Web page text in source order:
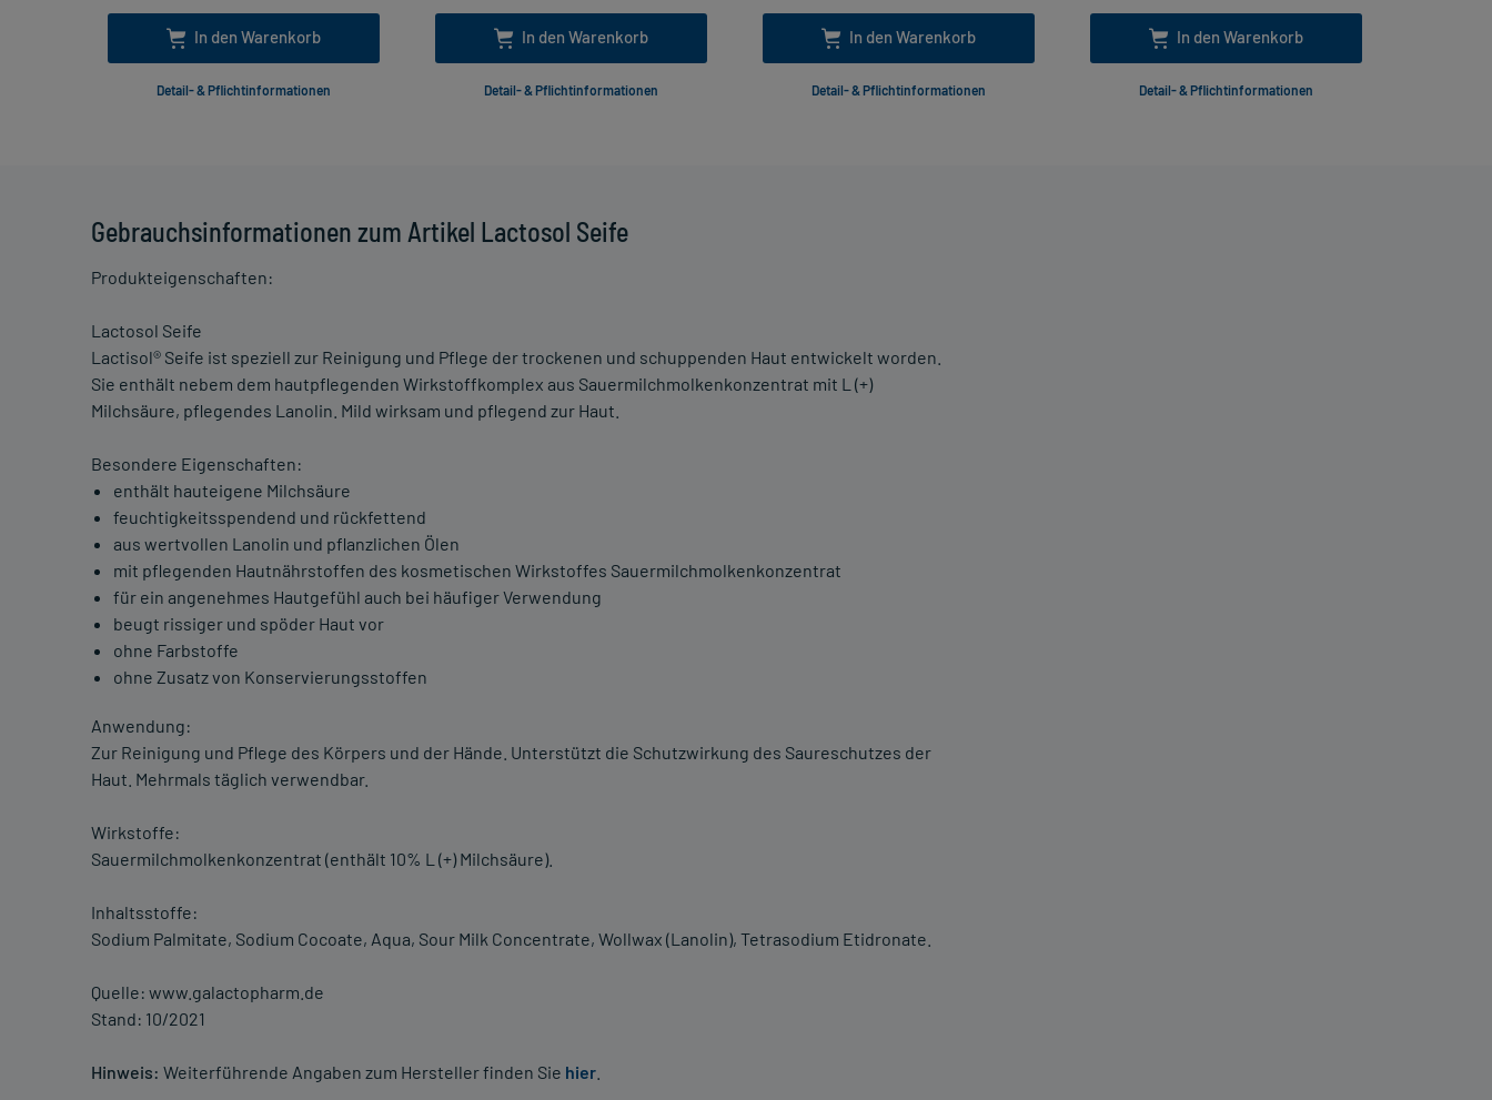
Gebrauchsinformationen zum Artikel Lactosol Seife
Produkteigenschaften:
Lactosol Seife
Lactisol® Seife ist speziell zur Reinigung und Pflege der trockenen und schuppenden Haut entwickelt worden.
Sie enthält nebem dem hautpflegenden Wirkstoffkomplex aus Sauermilchmolkenkonzentrat mit L (+)
Milchsäure, pflegendes Lanolin. Mild wirksam und pflegend zur Haut.
Besondere Eigenschaften:
enthält hauteigene Milchsäure
feuchtigkeitsspendend und rückfettend
aus wertvollen Lanolin und pflanzlichen Ölen
mit pflegenden Hautnährstoffen des kosmetischen Wirkstoffes Sauermilchmolkenkonzentrat
für ein angenehmes Hautgefühl auch bei häufiger Verwendung
beugt rissiger und spöder Haut vor
ohne Farbstoffe
ohne Zusatz von Konservierungsstoffen
Anwendung:
Zur Reinigung und Pflege des Körpers und der Hände. Unterstützt die Schutzwirkung des Saureschutzes der
Haut. Mehrmals täglich verwendbar.
Wirkstoffe:
Sauermilchmolkenkonzentrat (enthält 10% L (+) Milchsäure).
Inhaltsstoffe:
Sodium Palmitate, Sodium Cocoate, Aqua, Sour Milk Concentrate, Wollwax (Lanolin), Tetrasodium Etidronate.
Quelle: www.galactopharm.de
Stand: 10/2021
Hinweis: Weiterführende Angaben zum Hersteller finden Sie hier
In den Warenkorb
Detail- & Pflichtinformationen
In den Warenkorb
Detail- & Pflichtinformationen
In den Warenkorb
Detail- & Pflichtinformationen
In den Warenkorb
Detail- & Pflichtinformationen